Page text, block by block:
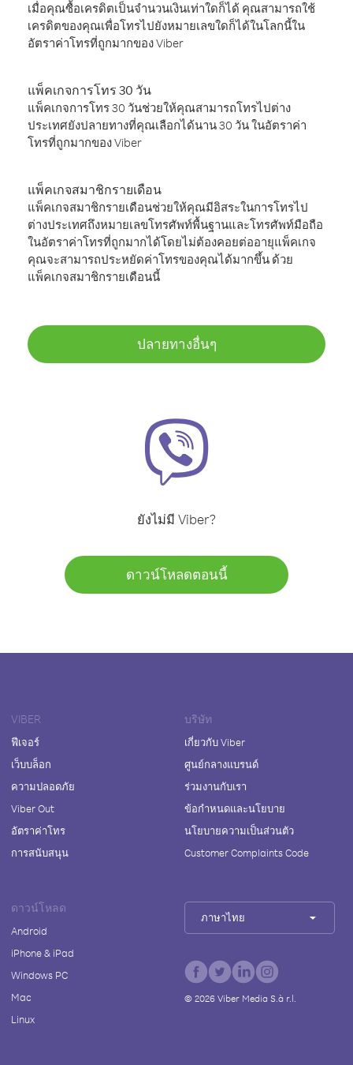
เมื่อคุณซื้อเครดิตเป็นจำนวนเงินเท่าใดก็ได้ คุณสามารถใช้
เครดิตของคุณเพื่อโทรไปยังหมายเลขใดก็ได้ในโลกนี้ใน
อัตราค่าโทรที่ถูกมากของ Viber
แพ็คเกจการโทร 30 วัน
แพ็คเกจการโทร 30 วันช่วยให้คุณสามารถโทรไปต่าง
ประเทศยังปลายทางที่คุณเลือกได้นาน 30 วัน ในอัตราค่า
โทรที่ถูกมากของ Viber
แพ็คเกจสมาชิกรายเดือน
แพ็คเกจสมาชิกรายเดือนช่วยให้คุณมีอิสระในการโทรไป
ต่างประเทศถึงหมายเลขโทรศัพท์พื้นฐานและโทรศัพท์มือถือ
ในอัตราค่าโทรที่ถูกมากได้โดยไม่ต้องคอยต่ออายุแพ็คเกจ
คุณจะสามารถประหยัดค่าโทรของคุณได้มากขึ้น ด้วย
แพ็คเกจสมาชิกรายเดือนนี้
ปลายทางอื่นๆ
ยังไม่มี Viber?
ดาวน์โหลดตอนนี้
VIBER
ฟีเจอร์
เว็บบล็อก
ความปลอดภัย
Viber Out
อัตราค่าโทร
การสนับสนุน
บริษัท
เกี่ยวกับ Viber
ศูนย์กลางแบรนด์
ร่วมงานกับเรา
ข้อกำหนดและนโยบาย
นโยบายความเป็นส่วนตัว
Customer Complaints Code
ดาวน์โหลด
Android
iPhone & iPad
Windows PC
Mac
Linux
ภาษาไทย
© 2026Viber Media S.à r.l.